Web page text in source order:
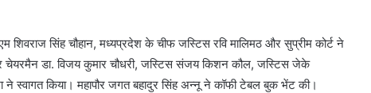
शिवराज सिंह चौहान, मध्यप्रदेश के चीफ जस्टिस रवि मालिमठ और सुप्रीम कोर्ट ने
चेयरमैन डा. विजय कुमार चौधरी, जस्टिस संजय किशन कौल, जस्टिस जेके
ने स्वागत किया। महापौर जगत बहादुर सिंह अन्नू ने कॉफी टेबल बुक भेंट की।